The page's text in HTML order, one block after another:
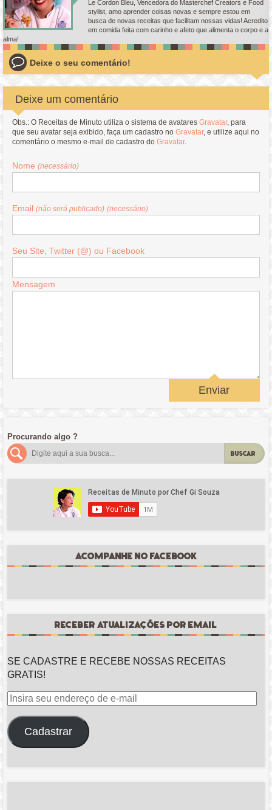
Le Cordon Bleu, Vencedora do Masterchef Creators e Food
stylist, amo aprender coisas novas e sempre estou em
busca de novas receitas que facilitam nossas vidas! Acredito
em comida feita com carinho e afeto que alimenta o corpo e a
alma!
Deixe o seu comentário!
Deixe um comentário
Obs.: O Receitas de Minuto utiliza o sistema de avataresGravatar, para
que seu avatar seja exibido, faça um cadastro noGravatar, e utilize aqui no
comentário o mesmo e-mail de cadastro doGravatar.
Nome(necessário)
Email(não será publicado) (necessário)
Seu Site, Twitter (@) ou Facebook
Mensagem
Enviar
Procurando algo ?
BUSCAR
ACOMPANHE NO FACEBOOK
RECEBER ATUALIZAÇÕES POR EMAIL
SE CADASTRE E RECEBE NOSSAS RECEITAS
GRATIS!
Insira
endereço
de
Cadastrar